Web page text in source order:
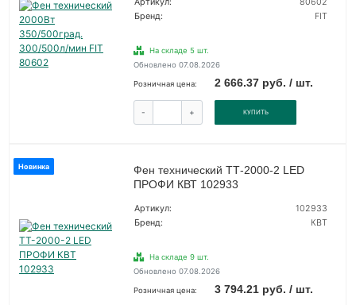
Артикул:
80602
Бренд:
FIT
На складе 5 шт.
Обновлено 07.08.2026
Розничная цена: 2 666.37 руб. / шт.
- + КУПИТЬ
Новинка
Фен технический ТТ-2000-2 LED
ПРОФИ КВТ 102933
Артикул:
102933
Бренд:
КВТ
На складе 9 шт.
Обновлено 07.08.2026
Розничная цена: 3 794.21 руб. / шт.